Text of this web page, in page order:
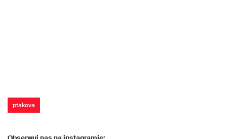
ptakova